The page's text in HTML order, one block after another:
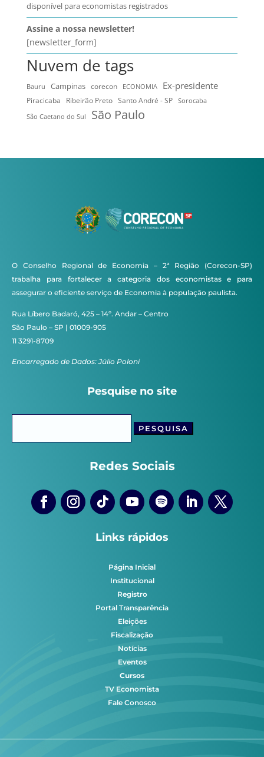
disponível para economistas registrados
Assine a nossa newsletter!
[newsletter_form]
Nuvem de tags
Bauru Campinas corecon ECONOMIA Ex-presidente
Piracicaba Ribeirão Preto Santo André - SP
Sorocaba
São Caetano do Sul
São Paulo
O Conselho Regional de Economia – 2ª Região (Corecon-SP)
trabalha para fortalecer a categoria dos economistas e para
assegurar o eficiente serviço de Economia à população paulista.
Rua Líbero Badaró, 425 – 14º. Andar – Centro
São Paulo – SP | 01009-905
11 3291-8709
Encarregado de Dados: Júlio Poloni
Pesquise no site
Redes Sociais
Links rápidos
Página Inicial
Institucional
Registro
Portal Transparência
Eleições
Fiscalização
Notícias
Eventos
Cursos
TV Economista
Fale Conosco